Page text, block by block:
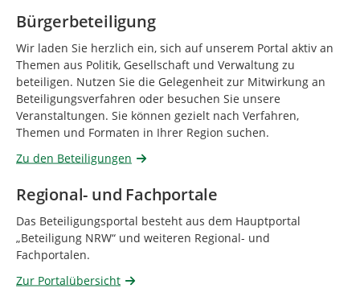
Bürgerbeteiligung
Wir laden Sie herzlich ein, sich auf unserem Portal aktiv an
Themen aus Politik, Gesellschaft und Verwaltung zu
beteiligen. Nutzen Sie die Gelegenheit zur Mitwirkung an
Beteiligungsverfahren oder besuchen Sie unsere
Veranstaltungen. Sie können gezielt nach Verfahren,
Themen und Formaten in Ihrer Region suchen.
Zu den Beteiligungen
Regional- und Fachportale
Das Beteiligungsportal besteht aus dem Hauptportal
„Beteiligung NRW“ und weiteren Regional- und
Fachportalen.
Zur Portalübersicht